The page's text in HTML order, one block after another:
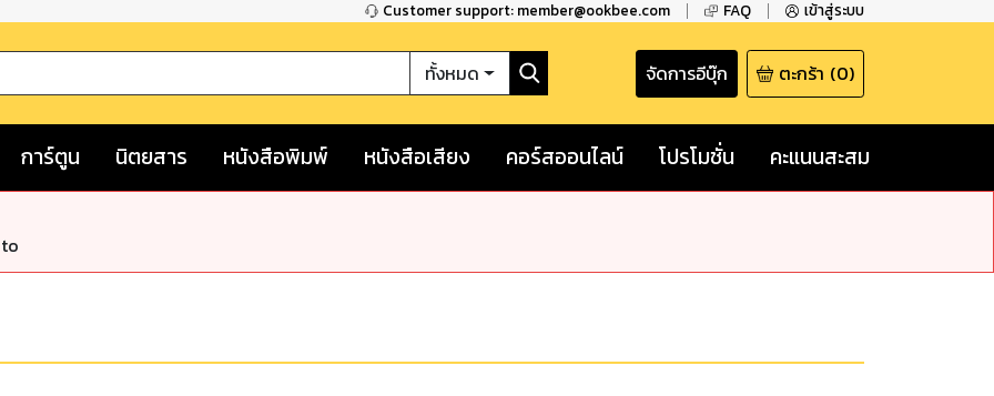
Customer support: member@ookbee.com FAQ เข้าสู่ระบบ
ทั้งหมด จัดการอีบุ๊ก ตะกร้า (0)
การ์ตูน นิตยสาร หนังสือพิมพ์ หนังสือเสียง คอร์สออนไลน์ โปรโมชั่น คะแนนสะสม